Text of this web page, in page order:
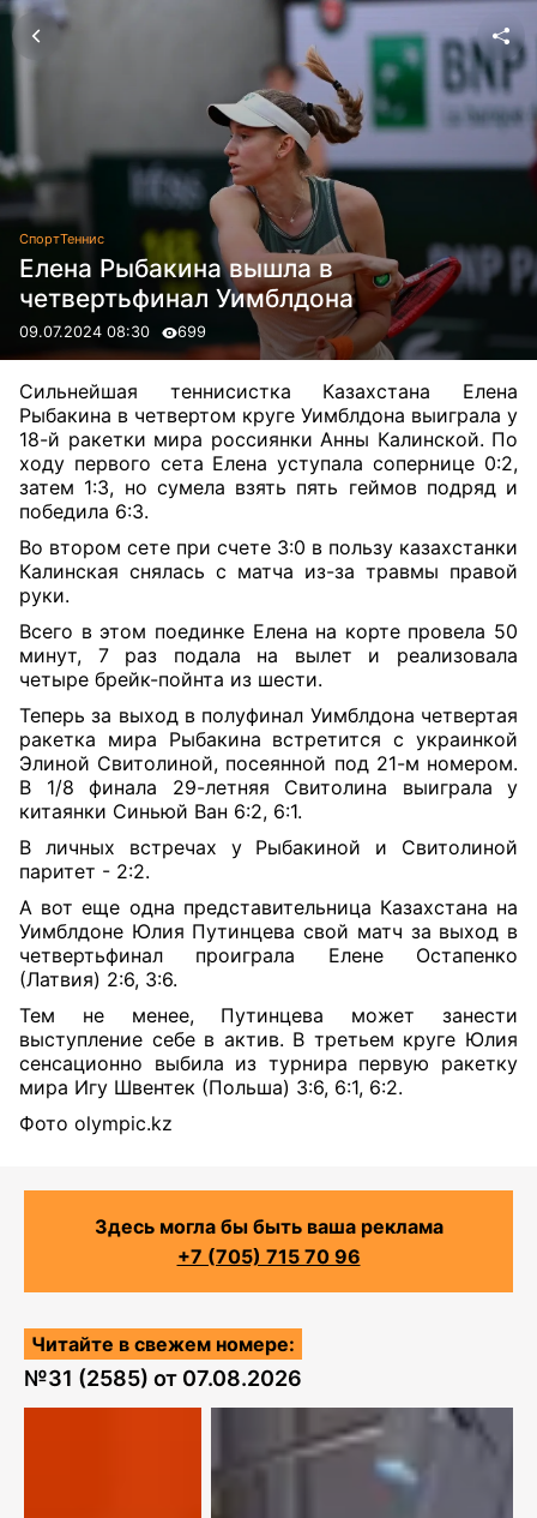
СпортТеннис
Елена Рыбакина вышла в
четвертьфинал Уимблдона
09.07.2024 08:30 699
Сильнейшая теннисистка Казахстана Елена
Рыбакина в четвертом круге Уимблдона выиграла у
18-й ракетки мира россиянки Анны Калинской. По
ходу первого сета Елена уступала сопернице 0:2,
затем 1:3, но сумела взять пять геймов подряд и
победила 6:3.
Во втором сете при счете 3:0 в пользу казахстанки
Калинская снялась с матча из-за травмы правой
руки.
Всего в этом поединке Елена на корте провела 50
минут, 7 раз подала на вылет и реализовала
четыре брейк-пойнта из шести.
Теперь за выход в полуфинал Уимблдона четвертая
ракетка мира Рыбакина встретится с украинкой
Элиной Свитолиной, посеянной под 21-м номером.
В 1/8 финала 29-летняя Свитолина выиграла у
китаянки Синьюй Ван 6:2, 6:1.
В личных встречах у Рыбакиной и Свитолиной
паритет - 2:2.
А вот еще одна представительница Казахстана на
Уимблдоне Юлия Путинцева свой матч за выход в
четвертьфинал проиграла Елене Остапенко
(Латвия) 2:6, 3:6.
Тем не менее, Путинцева может занести
выступление себе в актив. В третьем круге Юлия
сенсационно выбила из турнира первую ракетку
мира Игу Швентек (Польша) 3:6, 6:1, 6:2.
Фото olympic.kz
Здесь могла бы быть ваша реклама
+7 (705) 715 70 96
Читайте в свежем номере:
№31 (2585) от 07.08.2026